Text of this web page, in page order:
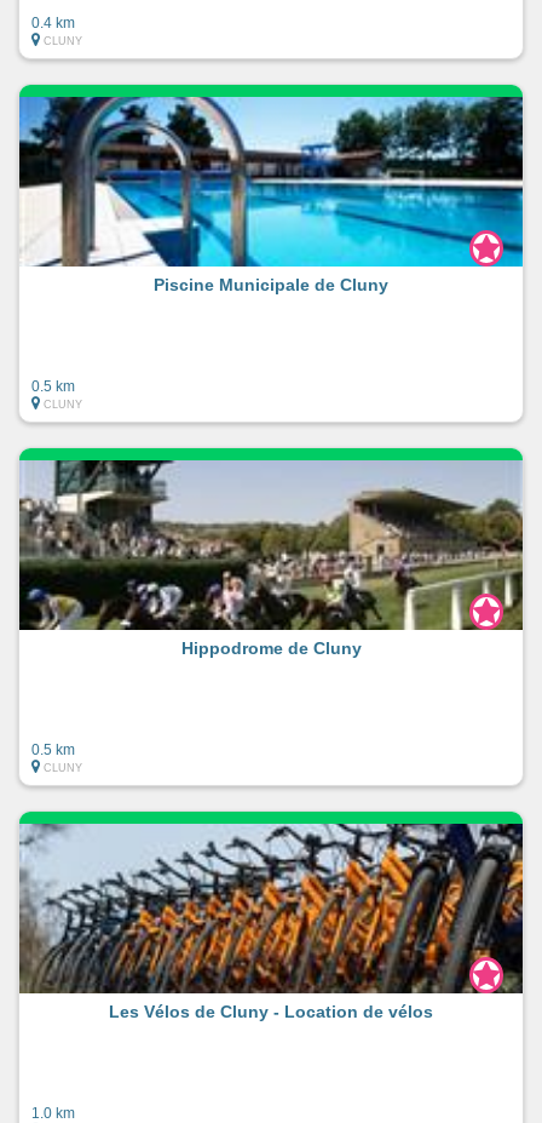
0.4 km
CLUNY
Piscine Municipale de Cluny
0.5 km
CLUNY
Hippodrome de Cluny
0.5 km
CLUNY
Les Vélos de Cluny - Location de vélos
1.0 km